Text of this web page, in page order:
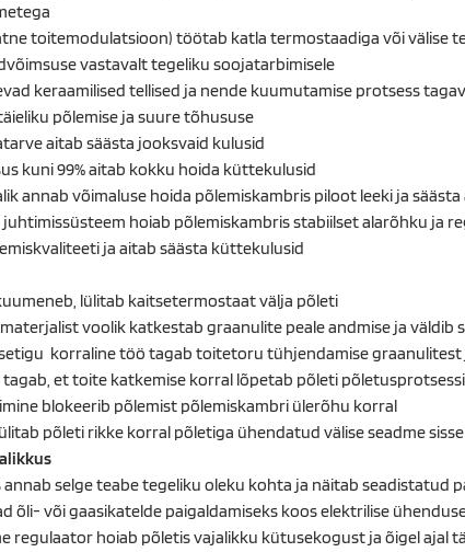
toitemodulatsioon) töötab katla termostaadiga või välise
vastavalt tegeliku soojatarbimisele
keraamilised tellised ja nende kuumutamise protsess
põlemise ja suure tõhususe
aitab säästa jooksvaid kulusid
kuni 99% aitab kokku hoida küttekulusid
annab võimaluse hoida põlemiskambris piloot leeki ja
hoiab põlemiskambris stabiilset alarõhku ja
ja aitab säästa küttekulusid
lülitab kaitsetermostaat välja põleti
voolik katkestab graanulite peale andmise ja väldib
korraline töö tagab toitetoru tühjendamise
tagab, et toite katkemise korral lõpetab põleti
blokeerib põlemist põlemiskambri ülerõhu korral
põleti rikke korral põletiga ühendatud välise seadme
annab selge teabe tegeliku oleku kohta ja näitab
õli- või gaasikatelde paigaldamiseks koos elektrilise
regulaator hoiab põletis vajalikku kütusekogust ja õigel ajal